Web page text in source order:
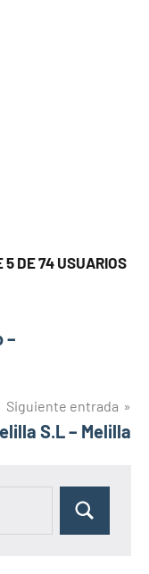
DE 74 USUARIOS
–
Siguiente entrada
S.L – Melilla
Buscar